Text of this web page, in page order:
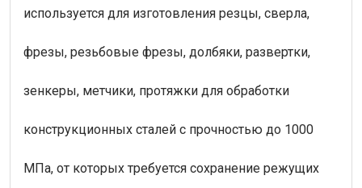
используется для изготовления резцы, сверла,
фрезы, резьбовые фрезы, долбяки, развертки,
зенкеры, метчики, протяжки для обработки
конструкционных сталей с прочностью до 1000
МПа, от которых требуется сохранение режущих